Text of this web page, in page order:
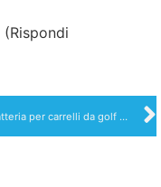
(Rispondi
Caricabatteria per carrelli da golf 36V 18AMP per caricabatterie EZGO, RXV, TXT piombo-acido LFP